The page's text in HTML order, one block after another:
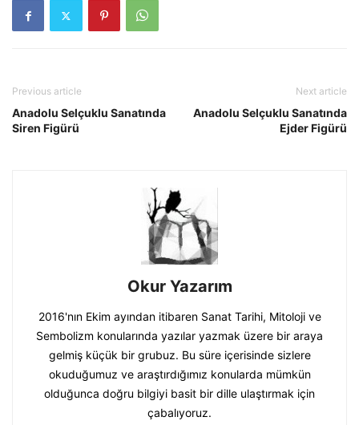
Previous article
Anadolu Selçuklu Sanatında
Siren Figürü
Next article
Anadolu Selçuklu Sanatında
Ejder Figürü
Okur Yazarım
2016'nın Ekim ayından itibaren Sanat Tarihi, Mitoloji ve
Sembolizm konularında yazılar yazmak üzere bir araya
gelmiş küçük bir grubuz. Bu süre içerisinde sizlere
okuduğumuz ve araştırdığımız konularda mümkün
olduğunca doğru bilgiyi basit bir dille ulaştırmak için
çabalıyoruz.